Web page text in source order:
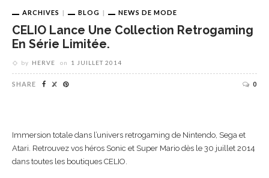
ARCHIVES BLOG NEWS DE MODE
CELIO Lance Une Collection Retrogaming
En Série Limitée.
by HERVE on 1 JUILLET 2014
SHARE 0
Immersion totale dans l’univers retrogaming de Nintendo, Sega et
Atari. Retrouvez vos héros Sonic et Super Mario dès le 30 juillet 2014
dans toutes les boutiques CELIO.